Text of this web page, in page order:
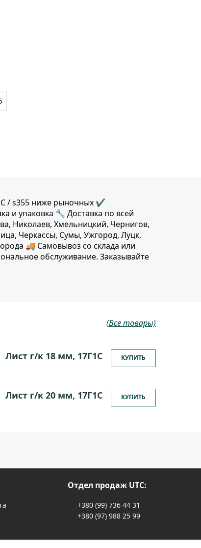
/ s355 ниже рыночных ✔️
и упаковка 🔧 Доставка по всей
Николаев, Хмельницкий, Чернигов,
Черкассы, Сумы, Ужгород, Луцк,
🚚 Самовывоз со склада или
обслуживание. Заказывайте
(Все товары)
Лист г/к 18 мм, 17Г1С КУПИТЬ
Лист г/к 20 мм, 17Г1С КУПИТЬ
Отдел продаж UTC:
+380 (99) 736 44 31
+380 (97) 988 25 99